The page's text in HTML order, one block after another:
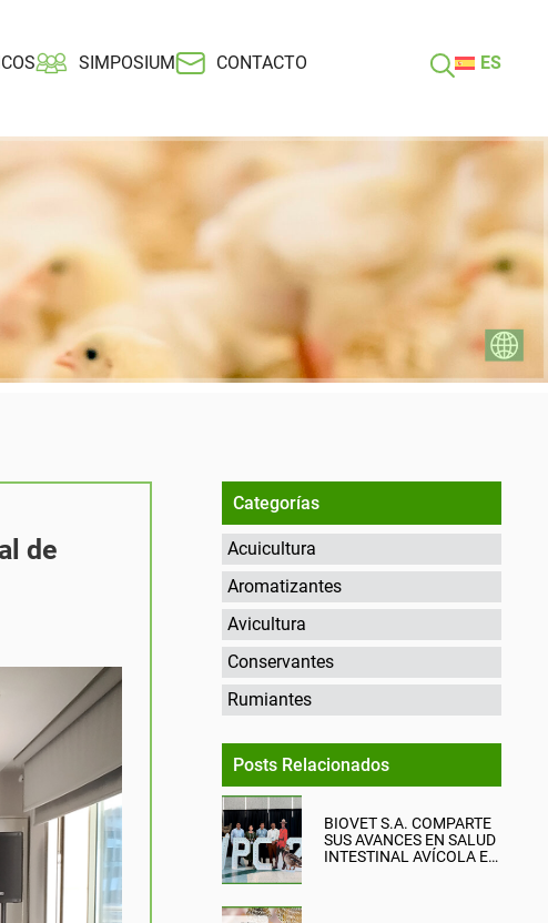
SIMPOSIUM CONTACTO ES
de
Categorías
Acuicultura
Aromatizantes
Avicultura
Conservantes
Rumiantes
Posts Relacionados
BIOVET S.A. COMPARTE
SUS AVANCES EN SALUD
INTESTINAL AVÍCOLA EN